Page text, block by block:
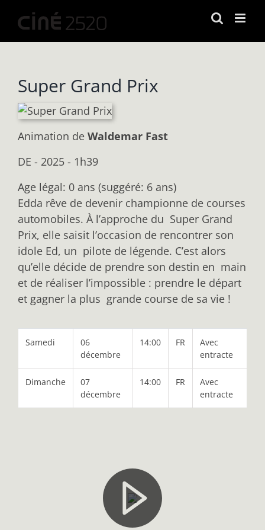
contenu
Super Grand Prix
Animation de Waldemar Fast
DE - 2025 - 1h39
Age légal: 0 ans (suggéré: 6 ans)
Edda rêve de devenir championne de courses
automobiles. À l’approche du Super Grand
Prix, elle saisit l’occasion de rencontrer son
idole Ed, un pilote de légende. C’est alors
qu’elle décide de prendre son destin en main
et de réaliser l’impossible : prendre le départ
et gagner la plus grande course de sa vie !
Samedi
06
décembre
14:00 FR
Avec
entracte
Dimanche
07
décembre
14:00 FR
Avec
entracte